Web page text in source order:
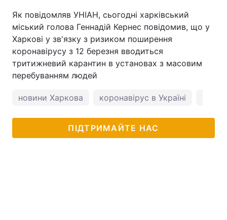
Як повідомляв УНІАН, сьогодні харківський
міський голова Геннадій Кернес повідомив, що у
Харкові у зв'язку з ризиком поширення
коронавірусу з 12 березня вводиться
тритижневий карантин в установах з масовим
перебуванням людей
новини Харкова коронавірус в Україні
ПІДТРИМАЙТЕ НАС